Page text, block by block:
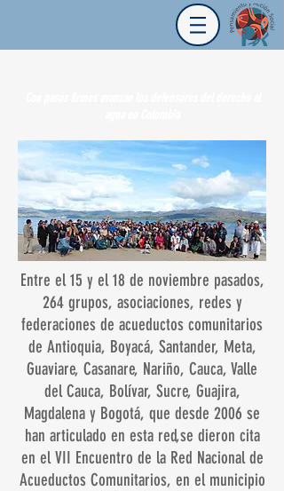
Entre el 15 y el 18 de noviembre pasados,
264 grupos, asociaciones, redes y
federaciones de acueductos comunitarios
de Antioquia, Boyacá, Santander, Meta,
Guaviare, Casanare, Nariño, Cauca, Valle
del Cauca, Bolívar, Sucre, Guajira,
Magdalena y Bogotá, que desde 2006 se
han articulado en esta red,se dieron cita
en el VII Encuentro de la Red Nacional de
Acueductos Comunitarios, en el municipio